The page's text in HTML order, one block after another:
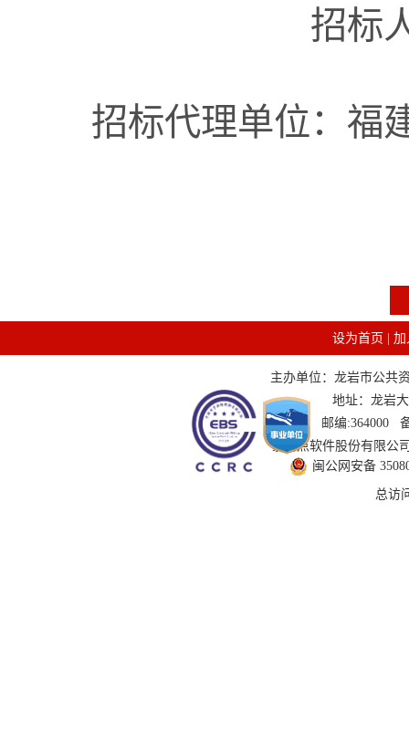
招标
招标代理单位：福
设为首页 加
主办单位：龙岩市公共
地址：龙岩
邮编:364000
技术支持：国泰新点软件股份有限
闽公网安备
总访